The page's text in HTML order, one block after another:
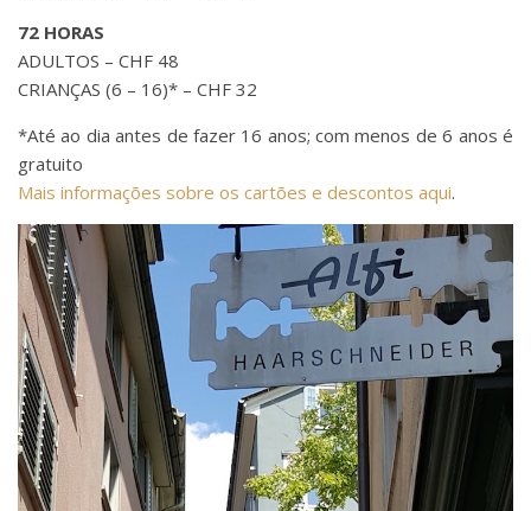
72 HORAS
ADULTOS – CHF 48
CRIANÇAS (6 – 16)* – CHF 32
*Até ao dia antes de fazer 16 anos; com menos de 6 anos é
gratuito
Mais informações sobre os cartões e descontos aqui.